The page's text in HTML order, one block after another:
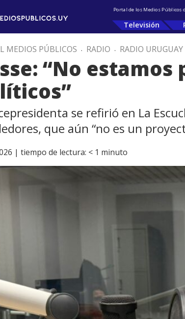
Portal de los Medios Públicos
Televisión
MEDIOS PÚBLICOS . RADIO . RADIO URUGUAY
“No
se refirió en La
que aún “no es un
| tiempo de lectura: < 1 minuto